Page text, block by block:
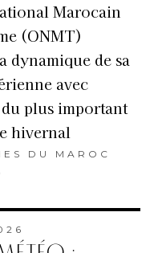
Marocain
(ONMT)
dynamique de sa
avec
plus important
hivernal
DU MAROC